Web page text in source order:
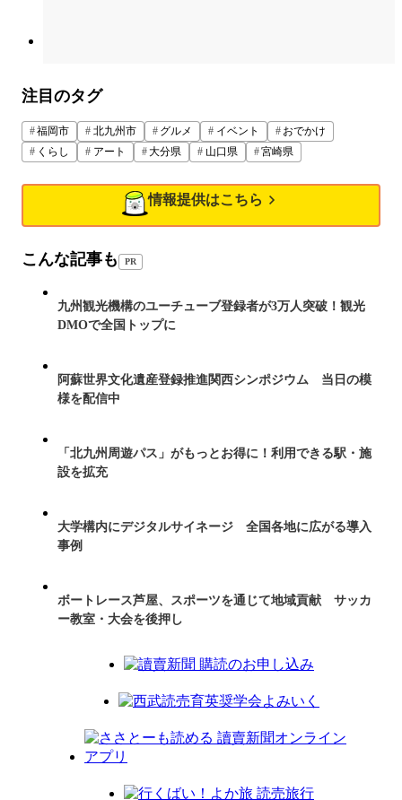
注目のタグ
福岡市 北九州市 グルメ イベント
おでかけ
くらし
アート 大分県 山口県 宮崎県
情報提供はこちら
こんな記事も PR
九州観光機構のユーチューブ登録者が3万人突破！観光
DMOで全国トップに
阿蘇世界文化遺産登録推進関西シンポジウム 当日の模
様を配信中
「北九州周遊パス」がもっとお得に！利用できる駅・施
設を拡充
大学構内にデジタルサイネージ 全国各地に広がる導入
事例
ボートレース芦屋、スポーツを通じて地域貢献 サッカ
ー教室・大会を後押し